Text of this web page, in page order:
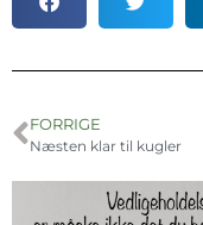
FORRIGE
Næsten klar til kugler